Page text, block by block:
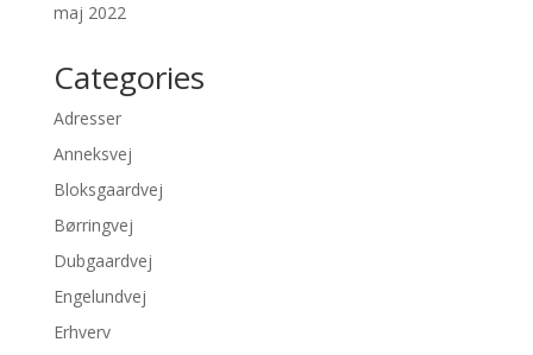
maj 2022
Categories
Adresser
Anneksvej
Bloksgaardvej
Børringvej
Dubgaardvej
Engelundvej
Erhverv